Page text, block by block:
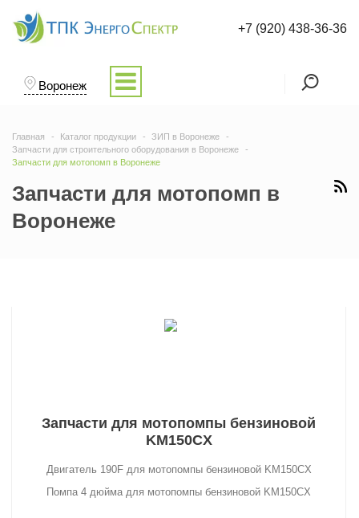
Воронеж
+7 (920) 438-36-36
Главная Каталог продукции
ЗИП в Воронеже
Запчасти для строительного оборудования в Воронеже
Запчасти для мотопомп в Воронеже
Запчасти для мотопомп в
Воронеже
Запчасти для мотопомпы бензиновой
KM150CX
Двигатель 190F для мотопомпы бензиновой KM150CX
Помпа 4 дюйма для мотопомпы бензиновой KM150CX